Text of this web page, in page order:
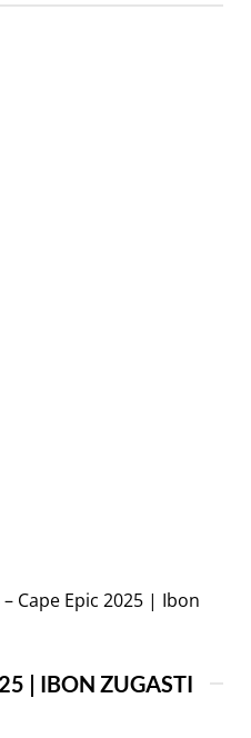
Cape Epic 2025 | Ibon
| IBON ZUGASTI